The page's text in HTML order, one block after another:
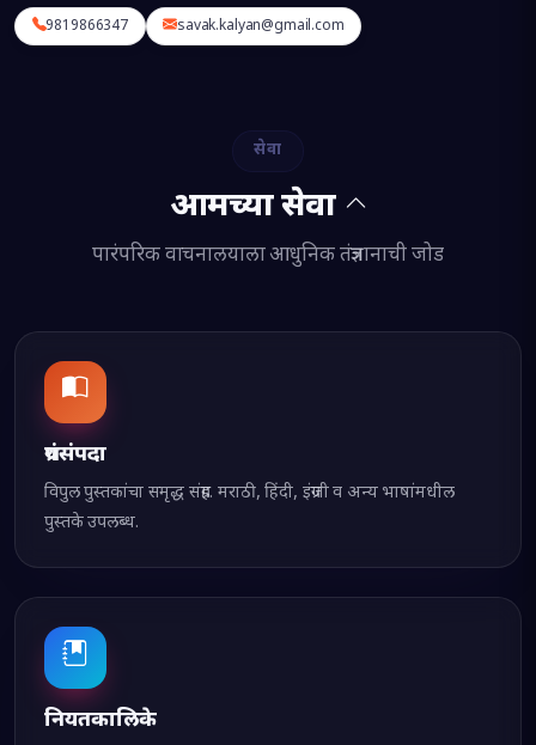
9819866347 savak.kalyan@gmail.com
सेवा
आमच्या सेवा
पारंपरिक वाचनालयाला आधुनिक तंत्रज्ञानाची जोड
ग्रंथसंपदा
विपुल पुस्तकांचा समृद्ध संग्रह. मराठी, हिंदी, इंग्रजी व अन्य भाषांमधील
पुस्तके उपलब्ध.
नियतकालिके